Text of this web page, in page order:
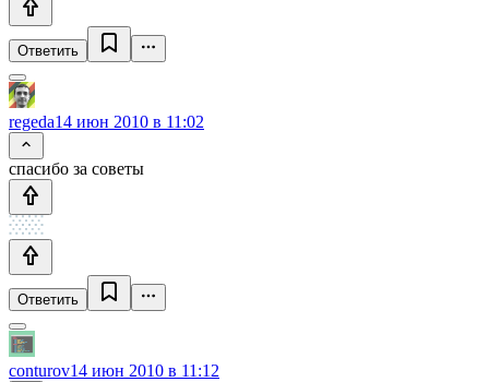
Ответить
regeda14 июн 2010 в 11:02
спасибо за советы
Ответить
conturov14 июн 2010 в 11:12